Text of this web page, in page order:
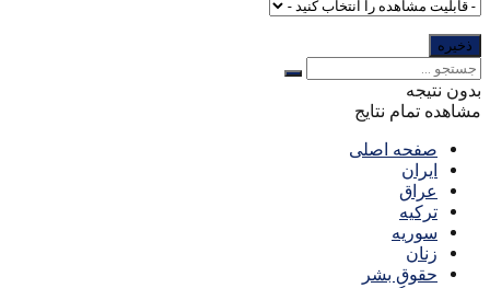
بدون نتیجه
مشاهده تمام نتایج
صفحه اصلی
ایران
عراق
ترکیه
سوریه
زنان
حقوق بشر